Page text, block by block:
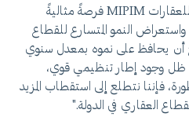
"توفر مشاركتنا في المعرض الدولي للعقارات MIPIM فرصةً مثاليةً
واستعراض النمو المتسارع للقطاع
أن يحافظ على نموه بمعدل سنوي
بحلول عام 2028. وفي ظل وجود إطار تنظيمي قوي،
فإننا نتطلع إلى استقطاب المزيد
العقاري في الدولة."